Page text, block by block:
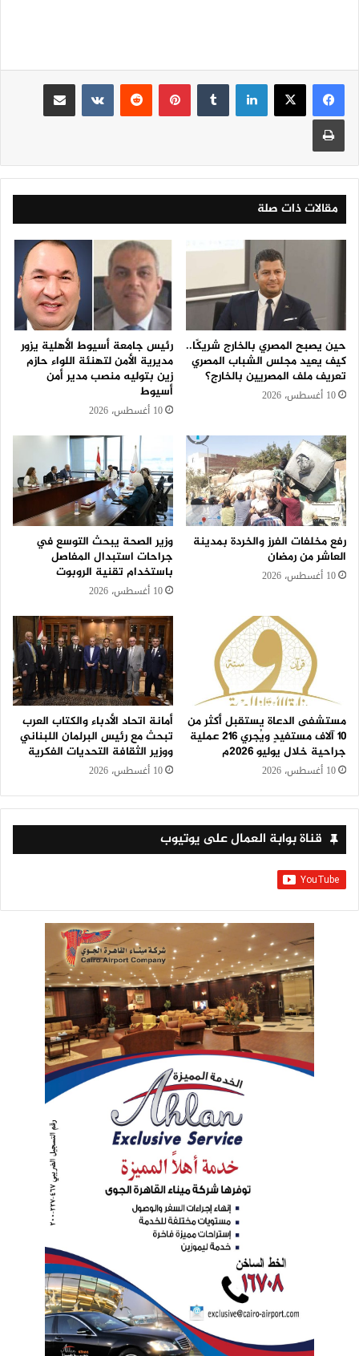
لينكدإن بينتيريست
مقالات ذات صلة
حين يصبح المصري بالخارج شريكًا..
كيف يعيد مجلس الشباب المصري
تعريف ملف المصريين بالخارج؟
10 أغسطس، 2026
رئيس جامعة أسيوط الأهلية يزور
مديرية الأمن لتهنئة اللواء حازم
زين بتوليه منصب مدير أمن
أسيوط
10 أغسطس، 2026
رفع مخلفات الفرز والخردة بمدينة
العاشر من رمضان
10 أغسطس، 2026
وزير الصحة يبحث التوسع في
جراحات استبدال المفاصل
باستخدام تقنية الروبوت
10 أغسطس، 2026
مستشفى الدعاة يستقبل أكثر من
١٠ آلاف مستفيدٍ ويُجري ٢١٦ عملية
جراحية خلال يوليو ٢٠٢٦م
10 أغسطس، 2026
أمانة اتحاد الأدباء والكتاب العرب
تبحث مع رئيس البرلمان اللبناني
ووزير الثقافة التحديات الفكرية
10 أغسطس، 2026
قناة بوابة العمال على يوتيوب